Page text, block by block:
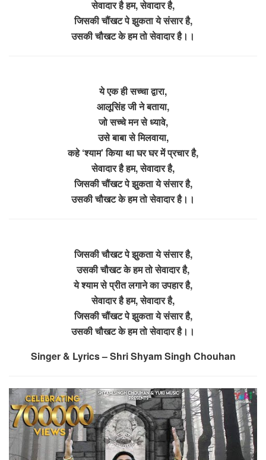
सेवादार है हम, सेवादार है,
जिसकी चौंखट पे झुकता ये संसार है,
उसकी चौखट के हम तो सेवादार है।।
ये एक ही सच्चा द्वारा,
आलूसिंह जी ने बताया,
जो सच्चे मन से ध्यावे,
उसे बाबा से मिलवाया,
कहे ‘श्याम’ किया था घर घर में प्रचार है,
सेवादार है हम, सेवादार है,
जिसकी चौंखट पे झुकता ये संसार है,
उसकी चौखट के हम तो सेवादार है।।
जिसकी चौखट पे झुकता ये संसार है,
उसकी चौखट के हम तो सेवादार है,
ये श्याम से प्रीत लगाने का उपहार है,
सेवादार है हम, सेवादार है,
जिसकी चौंखट पे झुकता ये संसार है,
उसकी चौखट के हम तो सेवादार है।।
Singer & Lyrics – Shri Shyam Singh Chouhan